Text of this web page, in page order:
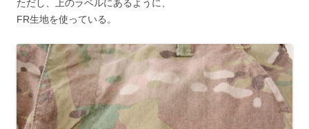
ただし、上のラベルにあるように、
FR生地を使っている。